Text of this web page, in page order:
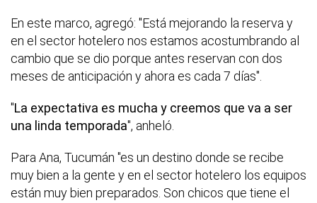
En este marco, agregó: "Está mejorando la reserva y
en el sector hotelero nos estamos acostumbrando al
cambio que se dio porque antes reservan con dos
meses de anticipación y ahora es cada 7 días".
"La expectativa es mucha y creemos que va a ser
una linda temporada", anheló.
Para Ana, Tucumán "es un destino donde se recibe
muy bien a la gente y en el sector hotelero los equipos
están muy bien preparados. Son chicos que tiene el